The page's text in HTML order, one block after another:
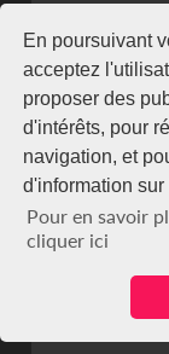
En poursuivant
acceptez
proposer des
d'intérêts, pour
navigation, et
d'information
Pour en savoir
cliquer ici
+225 07
NEWSLETTER
Restez
S'abonner
Se